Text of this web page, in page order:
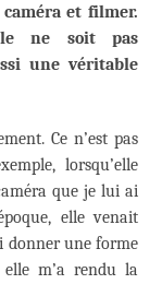
et filmer.
ne soit pas
une véritable
Ce n’est pas
lorsqu’elle
que je lui ai
elle venait
donner une forme
elle m’a rendu la